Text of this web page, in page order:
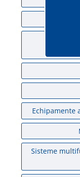
Echipamente
Sisteme